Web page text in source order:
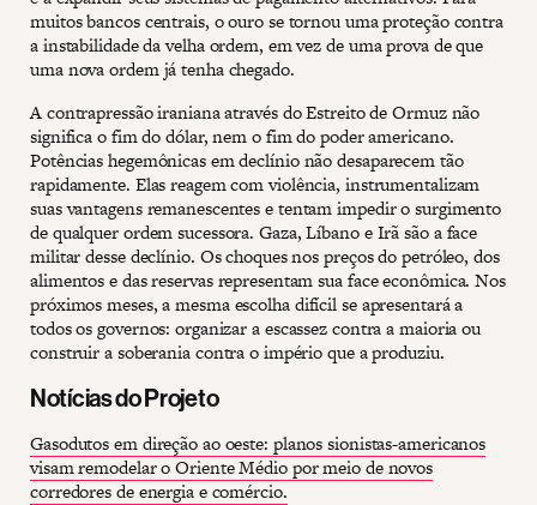
muitos bancos centrais, o ouro se tornou uma proteção contra
a instabilidade da velha ordem, em vez de uma prova de que
uma nova ordem já tenha chegado.
A contrapressão iraniana através do Estreito de Ormuz não
significa o fim do dólar, nem o fim do poder americano.
Potências hegemônicas em declínio não desaparecem tão
rapidamente. Elas reagem com violência, instrumentalizam
suas vantagens remanescentes e tentam impedir o surgimento
de qualquer ordem sucessora. Gaza, Líbano e Irã são a face
militar desse declínio. Os choques nos preços do petróleo, dos
alimentos e das reservas representam sua face econômica. Nos
próximos meses, a mesma escolha difícil se apresentará a
todos os governos: organizar a escassez contra a maioria ou
construir a soberania contra o império que a produziu.
Notícias do Projeto
Gasodutos em direção ao oeste: planos sionistas-americanos
visam remodelar o Oriente Médio por meio de novos
corredores de energia e comércio.